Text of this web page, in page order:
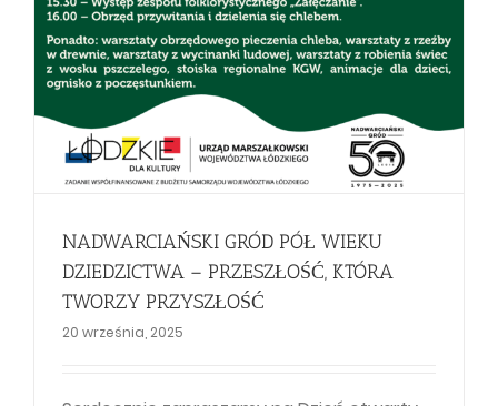
NADWARCIAŃSKI GRÓD PÓŁ WIEKU
DZIEDZICTWA – PRZESZŁOŚĆ, KTÓRA
TWORZY PRZYSZŁOŚĆ
20 września, 2025